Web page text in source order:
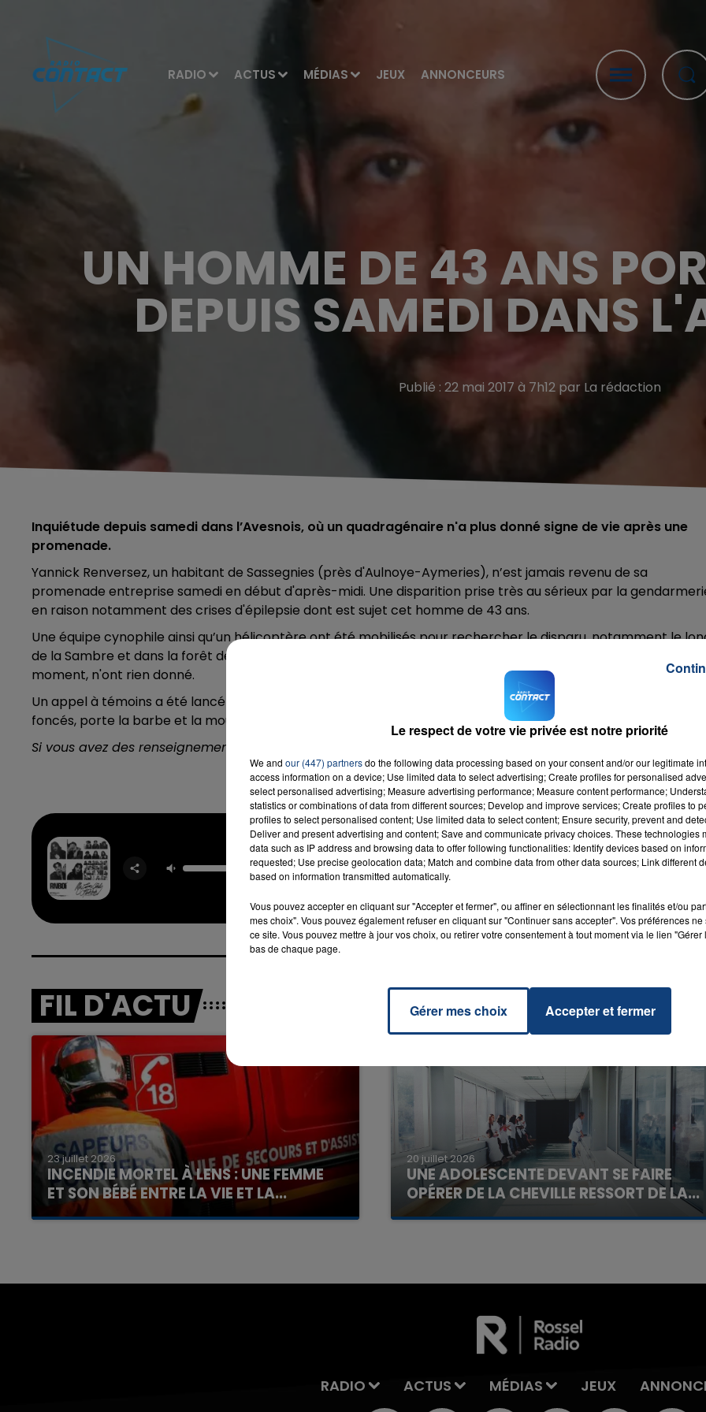
RADIO ACTUS MÉDIAS JEUX ANNONCEURS
LA TEAM DU WEEK-END
7h00 - 12h00
LA TEAM DU WEEK-END
UN HOMME DE 43 ANS
DEPUIS SAMEDI DANS
Publié : 22 mai 2017 à 7h12 par La rédaction
Inquiétude depuis samedi dans l’Avesnois, où un quadragénaire n'a plus donné signe de vie après une
promenade.
Yannick Renversez, un habitant de Sassegnies (près d'Aulnoye-Aymeries), n’est jamais revenu de sa
promenade entreprise samedi en début d'après-midi. Une disparition prise très au sérieux par la
en raison notamment des crises d'épilepsie dont est sujet cet homme de 43 ans.
Une équipe cynophile ainsi qu’un hélicoptère ont été mobilisés pour rechercher le disparu, notamment le
de la Sambre et dans la forêt de Mormal, là où il avait l’habitude de se promener. Des recherches qui pour le
moment, n'ont rien donné.
Un appel à témoins a été lancé : Yannick Renversez a 43 ans. Il mesure 1,70m, a les cheveux châtain très
foncés, porte la barbe et la moustache. Il est vêtu d'un gilet noir à bandes rouges et d'un bermuda beige.
Si vous avez des renseignements, merci de contacter la brigade de Landrecies au 03 27 84 70 50
Elle Voulait
RNBOI
RADIO CONTACT
FIL D'ACTU
23 juillet 2026
INCENDIE MORTEL À LENS : UNE FEMME
ET SON BÉBÉ ENTRE LA VIE ET LA...
Un homme s'est immolé par le feu après avoir
20 juillet 2026
UNE ADOLESCENTE DEVANT SE FAIRE
OPÉRER DE LA CHEVILLE RESSORT DE LA...
La famille a porté plainte contre la clinique qui a
7h00 - 12h00
La Team du Week-end
16h00 - 20h00
La Team du Week-end
RADIO ACTUS MÉDIAS JEUX
Le respect de votre vie privée est notre priorité
We and our (447) partnersdo the following data processing based on your consent and/or our legitimate
access information on a device; Use limited data to select advertising; Create profiles for personalised
select personalised advertising; Measure advertising performance; Measure content performance;
statistics or combinations of data from different sources; Develop and improve services; Create profiles to
profiles to select personalised content; Use limited data to select content; Ensure security, prevent and
Deliver and present advertising and content; Save and communicate privacy choices. These technologies
data such as IP address and browsing data to offer following functionalities: Identify devices based on
requested; Use precise geolocation data; Match and combine data from other data sources; Link different
based on information transmitted automatically.
Vous pouvez accepter en cliquant sur "Accepter et fermer", ou affiner en sélectionnant les finalités et/ou
mes choix". Vous pouvez également refuser en cliquant sur "Continuer sans accepter". Vos préférences
ce site. Vous pouvez mettre à jour vos choix, ou retirer votre consentement à tout moment via le lien
bas de chaque page.
Gérer mes choix Accepter et fermer